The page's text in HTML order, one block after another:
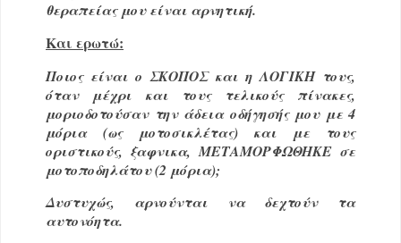
θεραπείας μου είναι αρνητική.
Και ερωτώ:
Ποιος είναι ο ΣΚΟΠΟΣ και η ΛΟΓΙΚΗ τους,
όταν μέχρι και τους τελικούς πίνακες,
μοριοδοτούσαν την άδεια οδήγησής μου με 4
μόρια (ως μοτοσικλέτας) και με τους
οριστικούς, ξαφνικα, ΜΕΤΑΜΟΡΦΩΘΗΚΕ σε
μοτοποδηλάτου (2 μόρια);
Δυστυχώς, αρνούνται να δεχτούν τα
αυτονόητα.